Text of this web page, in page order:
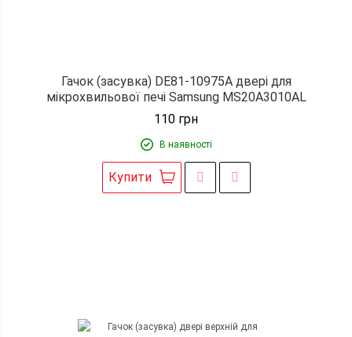
Гачок (засувка) DE81-10975A двері для
мікрохвильової печі Samsung MS20A3010AL
110 грн
В наявності
Купити